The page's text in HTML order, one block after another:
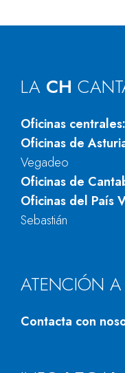
LA CH
Oficinas centrales:
Oficinas de
Vegadeo
Oficinas de
Oficinas del País
Sebastián
ATENCIÓN
Contacta con